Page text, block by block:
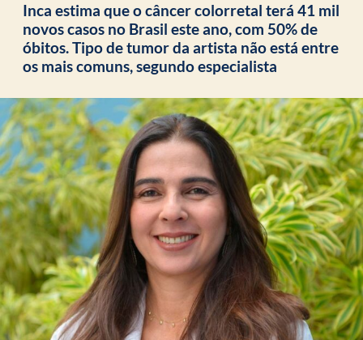
Inca estima que o câncer colorretal terá 41 mil
novos casos no Brasil este ano, com 50% de
óbitos. Tipo de tumor da artista não está entre
os mais comuns, segundo especialista